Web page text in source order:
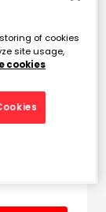
of cookies
site usage,
cookies